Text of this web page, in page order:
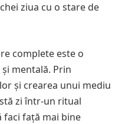
ziua cu o stare de
complete este o
mentală. Prin
și crearea unui mediu
zi într-un ritual
faci față mai bine